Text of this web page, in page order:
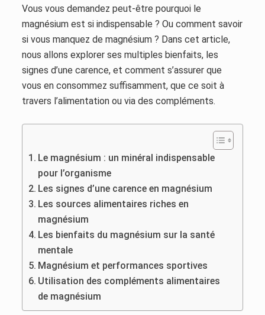
Vous vous demandez peut-être pourquoi le
magnésium est si indispensable ? Ou comment savoir
si vous manquez de magnésium ? Dans cet article,
nous allons explorer ses multiples bienfaits, les
signes d’une carence, et comment s’assurer que
vous en consommez suffisamment, que ce soit à
travers l’alimentation ou via des compléments.
Le magnésium : un minéral indispensable
pour l’organisme
Les signes d’une carence en magnésium
Les sources alimentaires riches en
magnésium
Les bienfaits du magnésium sur la santé
mentale
Magnésium et performances sportives
Utilisation des compléments alimentaires
de magnésium